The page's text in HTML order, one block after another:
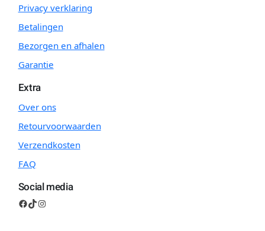
Privacy verklaring
Betalingen
Bezorgen en afhalen
Garantie
Extra
Over ons
Retourvoorwaarden
Verzendkosten
FAQ
Social media
Facebook TikTok Instagram